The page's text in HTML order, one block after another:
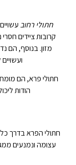
חתולי רחוב
קרובות ציידים
מזון. בנוסף, הם
חתולי פרא, הם
הודות
חתולי הפרא בדרך
עצומה ונמנעים